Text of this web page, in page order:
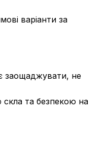
варіанти за
заощаджувати, не
та безпекою на